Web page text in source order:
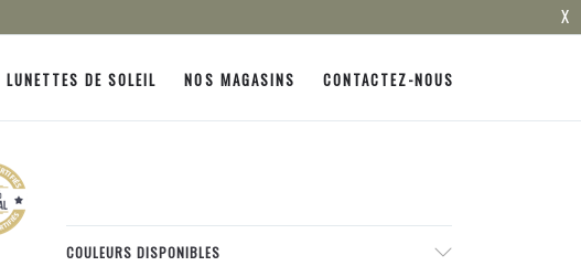
X
LUNETTES DE SOLEIL NOS MAGASINS CONTACTEZ-NOUS
COULEURS DISPONIBLES